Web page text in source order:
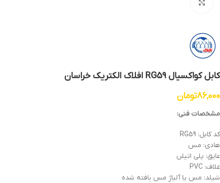
کابل کواکسیال RG59 افلاک الکتریک خراسان
86,000تومان
مشخصات فنی:
کد کابل: RG59
هادی: مس
عایق: پلی اتیلن
غلاف: PVC
شیلد: مس یا آلیاژ مس بافته شده